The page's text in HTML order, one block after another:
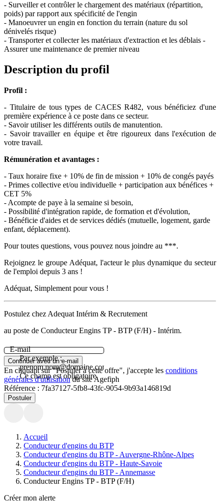
- Surveiller et contrôler le chargement des matériaux (répartition,
poids) par rapport aux spécificité de l'engin
- Manoeuvrer un engin en fonction du terrain (nature du sol
dénivelés risque)
- Transporter et collecter les matériaux d'extraction et les déblais -
Assurer une maintenance de premier niveau
Description du profil
Profil :
- Titulaire de tous types de CACES R482, vous bénéficiez d'une
première expérience à ce poste dans ce secteur.
- Savoir utiliser les différents outils de manutention.
- Savoir travailler en équipe et être rigoureux dans l'exécution de
votre travail.
Rémunération et avantages :
- Taux horaire fixe + 10% de fin de mission + 10% de congés payés
- Primes collective et/ou individuelle + participation aux bénéfices +
CET 5%
- Acompte de paye à la semaine si besoin,
- Possibilité d'intégration rapide, de formation et d'évolution,
- Bénéficie d'aides et de services dédiés (mutuelle, logement, garde
enfant, déplacement).
Pour toutes questions, vous pouvez nous joindre au ***.
Rejoignez le groupe Adéquat, l'acteur le plus dynamique du secteur
de l'emploi depuis 3 ans !
Adéquat, Simplement pour vous !
Postulez chez Adequat Intérim & Recrutement
au poste de Conducteur Engins TP - BTP (F/H) - Intérim.
E-mail
Par exemple :
prenom.nom@domaine.com.
Ce champ est obligatoire.
Continuer avec un e-mail
En cliquant sur "Postuler à cette offre", j'accepte les conditions
générales d'utilisationdu site Agefiph
Référence : 7fa37127-5fb8-43fc-9054-9b93a146819d
Postuler
Accueil
Conducteur d'engins du BTP
Conducteur d'engins du BTP - Auvergne-Rhône-Alpes
Conducteur d'engins du BTP - Haute-Savoie
Conducteur d'engins du BTP - Annemasse
Conducteur Engins TP - BTP (F/H)
Créer mon alerte